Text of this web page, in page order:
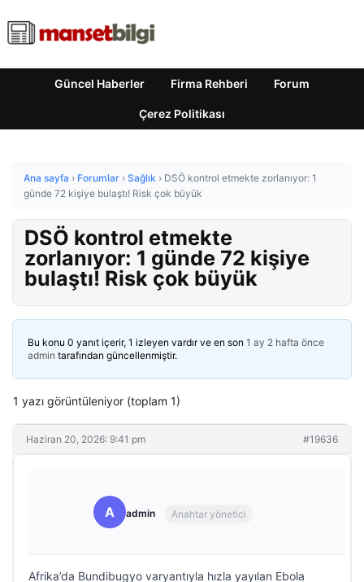
Güncel Haberler Firma Rehberi Forum
Çerez Politikası
Ana sayfa › Forumlar › Sağlık › DSÖ kontrol etmekte zorlanıyor: 1
günde 72 kişiye bulaştı! Risk çok büyük
DSÖ kontrol etmekte
zorlanıyor: 1 günde 72 kişiye
bulaştı! Risk çok büyük
Bu konu 0 yanıt içerir, 1 izleyen vardır ve en son 1 ay 2 hafta önce
admin tarafından güncellenmiştir.
1 yazı görüntüleniyor (toplam 1)
Haziran 20, 2026: 9:41 pm #19636
A admin Anahtar yönetici
Afrika’da Bundibugyo varyantıyla hızla yayılan Ebola